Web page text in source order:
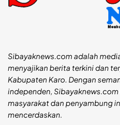
Sibayaknews.com adalah
menyajikan berita terkini dan
Kabupaten Karo. Dengan
independen,
masyarakat dan penyambung
mencerdaskan.